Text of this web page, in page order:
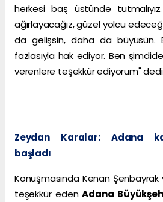
herkesi baş üstünde
ağırlayacağız, güzel yolcu
da gelişsin, daha da büyüsün.
fazlasıyla hak ediyor. Ben
verenlere teşekkür ediyorum"
Zeydan Karalar: Adana
başladı
Konuşmasında Kenan
teşekkür edenAdana